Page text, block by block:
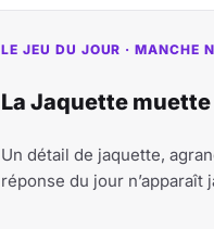
LE JEU DU JOUR · MANCHE
La Jaquette muette
Un détail de jaquette,
réponse du jour n’apparaît